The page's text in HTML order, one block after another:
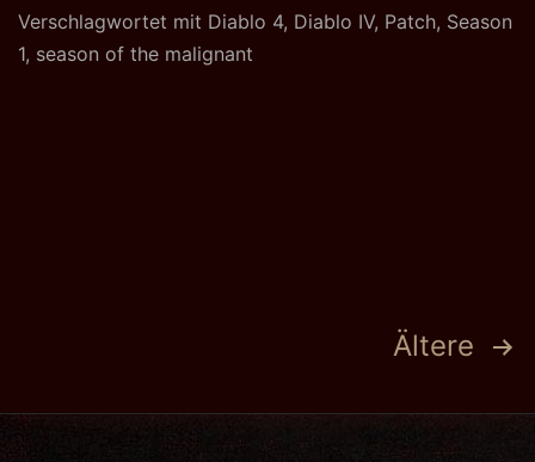
the
Verschlagwortet mit Diablo 4, Diablo IV, Patch, Season
1, season of the malignant
Beiträge
Ältere